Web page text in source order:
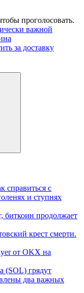
проголосовать.
важной
за доставку
справиться с
и ступнях
биткоин продолжает
крест смерти.
от OKX на
(SOL) грядут
два важных